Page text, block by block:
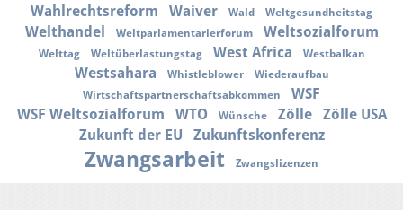
Wahlrechtsreform
Waiver Wald Weltgesundheitstag
Welthandel Weltparlamentarierforum Weltsozialforum
Welttag Weltüberlastungstag West Africa Westbalkan
Westsahara Whistleblower
Wiederaufbau
Wirtschaftspartnerschaftsabkommen
WSF
WSF Weltsozialforum
WTO Wünsche Zölle
Zölle USA
Zukunft der EU
Zukunftskonferenz
Zwangsarbeit Zwangslizenzen